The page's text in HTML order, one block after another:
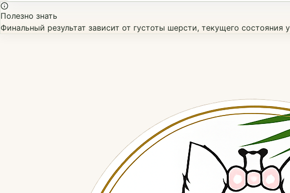
Полезно знать
Финальный результат зависит от густоты шерсти, текущего